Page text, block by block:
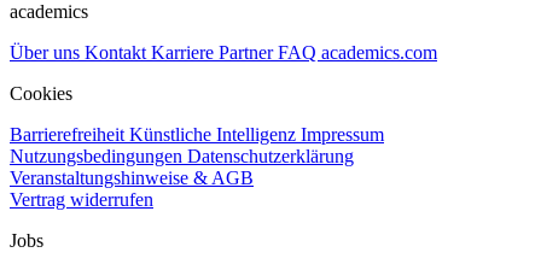
academics
Über uns Kontakt Karriere PartnerFAQ academics.com
Cookies
Barrierefreiheit Künstliche Intelligenz Impressum
Nutzungsbedingungen Datenschutzerklärung
Veranstaltungshinweise & AGB
Vertrag widerrufen
Jobs